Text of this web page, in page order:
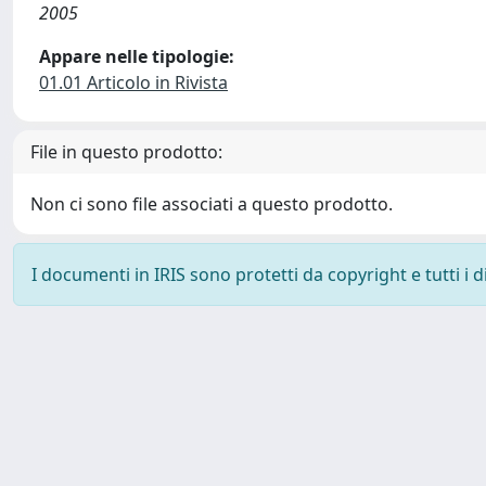
2005
Appare nelle tipologie:
01.01 Articolo in Rivista
File in questo prodotto:
Non ci sono file associati a questo prodotto.
I documenti in IRIS sono protetti da copyright e tutti i